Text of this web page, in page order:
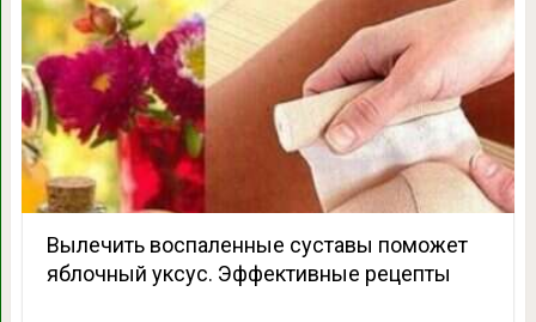
Вылечить воспаленные суставы поможет
яблочный уксус. Эффективные рецепты